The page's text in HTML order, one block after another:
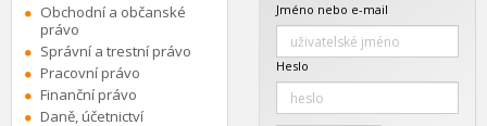
Obchodní a občanské
právo
Správní a trestní právo
Pracovní právo
Finanční právo
Daně, účetnictví
Jméno nebo e-mail
Heslo